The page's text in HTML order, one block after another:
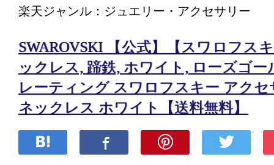
楽天ジャンル：ジュエリー・アクセサリー
SWAROVSKI 【公式】【スワロフス
ックレス, 蹄鉄, ホワイト, ローズゴ
レーティング スワロフスキー アクセ
ネックレス ホワイト【送料無料】